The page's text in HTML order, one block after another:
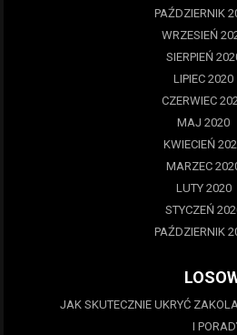
PAŹDZIERNIK
WRZESIEŃ
SIERPIEŃ
LIPIEC 2020
CZERWIEC
MAJ 2020
KWIECIEŃ
MARZEC
LUTY 2020
STYCZEŃ
PAŹDZIERNIK
JAK SKUTECZNIE UKRYĆ
I